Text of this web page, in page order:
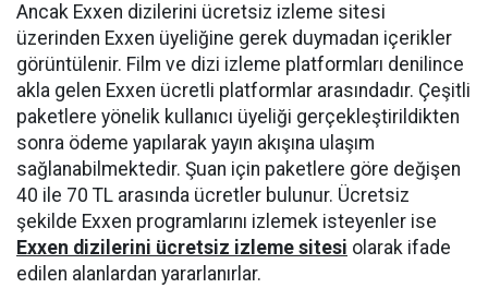
Ancak Exxen dizilerini ücretsiz izleme sitesi
üzerinden Exxen üyeliğine gerek duymadan içerikler
görüntülenir. Film ve dizi izleme platformları denilince
akla gelen Exxen ücretli platformlar arasındadır. Çeşitli
paketlere yönelik kullanıcı üyeliği gerçekleştirildikten
sonra ödeme yapılarak yayın akışına ulaşım
sağlanabilmektedir. Şuan için paketlere göre değişen
40 ile 70 TL arasında ücretler bulunur. Ücretsiz
şekilde Exxen programlarını izlemek isteyenler ise
Exxen dizilerini ücretsiz izleme sitesi olarak ifade
edilen alanlardan yararlanırlar.